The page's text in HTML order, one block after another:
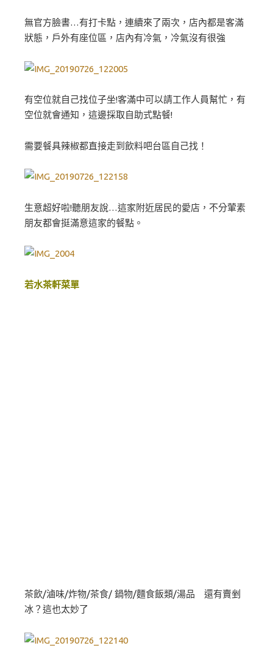
無官方臉書…有打卡點，連續來了兩次，店內都是客滿
狀態，戶外有座位區，店內有冷氣，冷氣沒有很強
有空位就自己找位子坐!客滿中可以請工作人員幫忙，有
空位就會通知，這邊採取自助式點餐!
需要餐具辣椒都直接走到飲料吧台區自己找！
生意超好啦!聽朋友說…這家附近居民的愛店，不分葷素
朋友都會挺滿意這家的餐點。
若水茶軒菜單
茶飲/滷味/炸物/茶食/ 鍋物/麵食飯類/湯品 還有賣剉
冰？這也太妙了